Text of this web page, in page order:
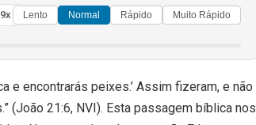
Lento Normal Rápido Muito Rápido
e encontrarás peixes.’ Assim fizeram, e não
(João 21:6, NVI). Esta passagem bíblica nos